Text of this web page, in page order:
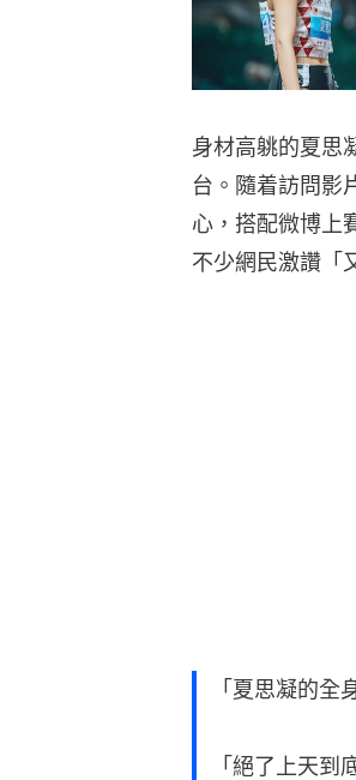
身材高䠷的夏思
台。隨着訪問影
心，搭配微博上
不少網民激讚「
「夏思凝的全
「絕了上天到